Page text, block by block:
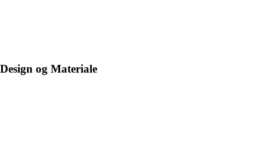
Design og Materiale